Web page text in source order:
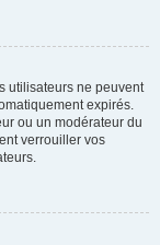
utilisateurs ne peuvent
expirés.
ou un modérateur du
verrouiller vos